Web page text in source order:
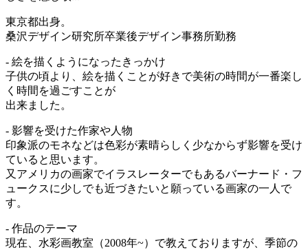
東京都出身。
桑沢デザイン研究所卒業後デザイン事務所勤務
- 絵を描くようになったきっかけ
子供の頃より、絵を描くことが好きで美術の時間が一番楽し
く時間を過ごすことが
出来ました。
- 影響を受けた作家や人物
印象派のモネなどは色彩が素晴らしく少なからず影響を受け
ていると思います。
又アメリカの画家でイラスレーターでもあるバーナード・フ
ュークスに少しでも近づきたいと願っている画家の一人で
す。
- 作品のテーマ
現在、水彩画教室（2008年~）で教えておりますが、季節の